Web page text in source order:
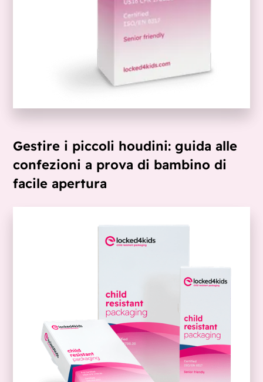
Gestire i piccoli houdini: guida alle
confezioni a prova di bambino di
facile apertura